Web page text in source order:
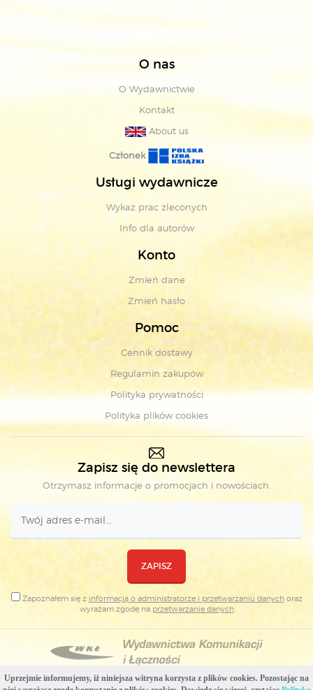
O nas
O Wydawnictwie
Kontakt
About us
Członek
Usługi wydawnicze
Wykaz prac zleconych
Info dla autorów
Konto
Zmień dane
Zmień hasło
Pomoc
Cennik dostawy
Regulamin zakupów
Polityka prywatności
Polityka plików cookies
Zapisz się do newslettera
Otrzymasz informacje o promocjach i nowościach.
ZAPISZ
Zapoznałem się z informacją o administratorze i przetwarzaniu danychoraz
wyrażam zgodę na przetwarzanie danych
Copyright © Wydawnictwa Komunikacji i Łączności
Uprzejmie informujemy, iż niniejsza witryna korzysta z plików cookies. Pozostając na